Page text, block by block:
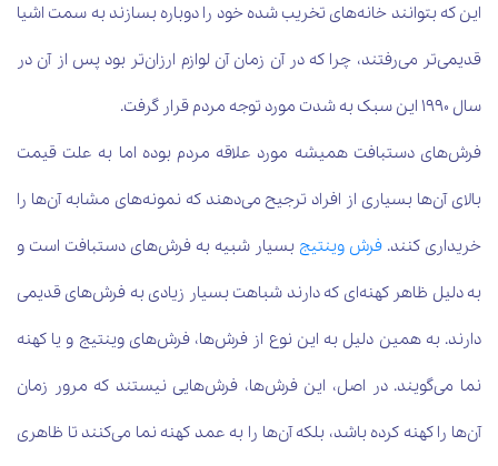
این که بتوانند خانه‌های تخریب شده خود را دوباره بسازند به سمت اشیا
قدیمی‌تر می‌رفتند، چرا که در آن زمان آن لوازم ارزان‌تر بود پس از آن در
سال 1990 این سبک به شدت مورد توجه مردم قرار گرفت.
فرش‌های دستبافت همیشه مورد علاقه مردم بوده اما به علت قیمت
بالای آن‌ها بسیاری از افراد ترجیح می‌دهند که نمونه‌های مشابه آن‌ها را
خریداری کنند. فرش‌ وینتیج بسیار شبیه به فرش‌های دستبافت است و
به دلیل ظاهر کهنه‌ای که دارند شباهت بسیار زیادی به فرش‌های قدیمی
دارند. به همین دلیل به این نوع از فرش‌ها، فرش‌های وینتیج و یا کهنه
نما می‌گویند. در اصل، این فرش‌ها، فرش‌هایی نیستند که مرور زمان
آن‌ها را کهنه کرده باشد، بلکه آن‌ها را به عمد کهنه نما می‌کنند تا ظاهری